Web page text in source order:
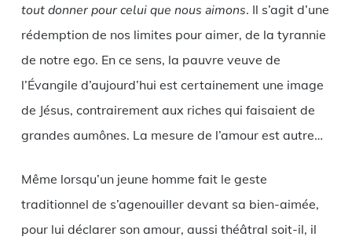
tout donner pour celui que nous aimons. Il s’agit d’une
rédemption de nos limites pour aimer, de la tyrannie
de notre ego. En ce sens, la pauvre veuve de
l’Évangile d’aujourd’hui est certainement une image
de Jésus, contrairement aux riches qui faisaient de
grandes aumônes. La mesure de l’amour est autre…
Même lorsqu’un jeune homme fait le geste
traditionnel de s’agenouiller devant sa bien-aimée,
pour lui déclarer son amour, aussi théâtral soit-il, il